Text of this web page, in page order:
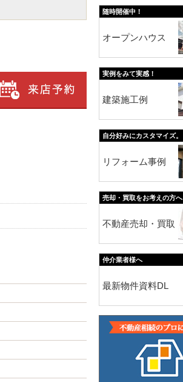
随時開催中！
オープンハウス
実例をみて実感！
建築施工例
自分好みにカスタマイズ。
リフォーム事例
売却・買取をお考えの方へ
不動産売却・買取
仲介業者様へ
最新物件資料DL